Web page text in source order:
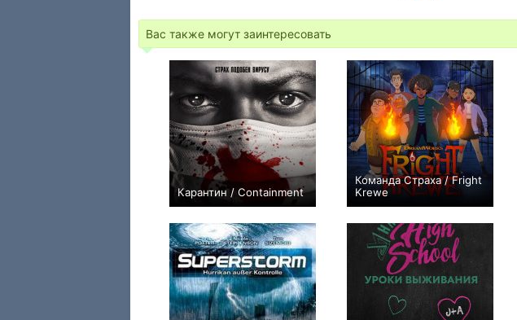
Вас также могут заинтересовать
Карантин / Containment
+290 14 1240
Команда Страха / Fright
Krewe
+16 10 146